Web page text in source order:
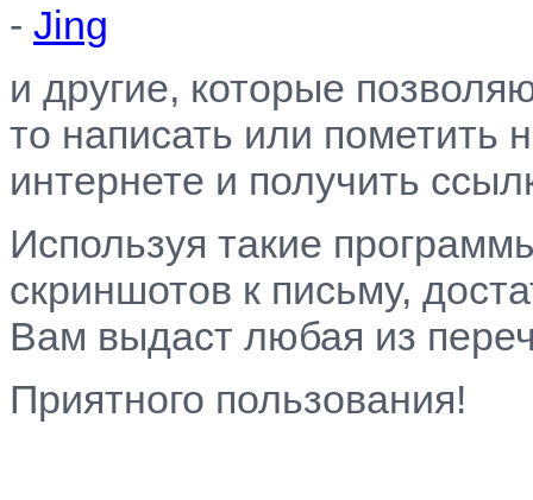
- Jing
и другие, которые
то написать или пометить
интернете и получить
Используя такие
скриншотов к письму,
Вам выдаст любая из
Приятного пользования!